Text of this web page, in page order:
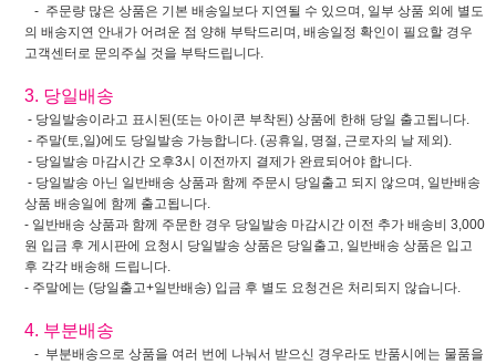
- 주문량 많은 상품은 기본 배송일보다 지연될 수 있으며, 일부 상품 외에 별도
의 배송지연 안내가 어려운 점 양해 부탁드리며, 배송일정 확인이 필요할 경우
고객센터로 문의주실 것을 부탁드립니다.
3. 당일배송
- 당일발송이라고 표시된(또는 아이콘 부착된) 상품에 한해 당일 출고됩니다.
- 주말(토,일)에도 당일발송 가능합니다. (공휴일, 명절, 근로자의 날 제외).
- 당일발송 마감시간 오후3시 이전까지 결제가 완료되어야 합니다.
- 당일발송 아닌 일반배송 상품과 함께 주문시 당일출고 되지 않으며, 일반배송
상품 배송일에 함께 출고됩니다.
- 일반배송 상품과 함께 주문한 경우 당일발송 마감시간 이전 추가 배송비 3,000
원 입금 후 게시판에 요청시 당일발송 상품은 당일출고, 일반배송 상품은 입고
후 각각 배송해 드립니다.
- 주말에는 (당일출고+일반배송) 입금 후 별도 요청건은 처리되지 않습니다.
4. 부분배송
- 부분배송으로 상품을 여러 번에 나눠서 받으신 경우라도 반품시에는 물품을